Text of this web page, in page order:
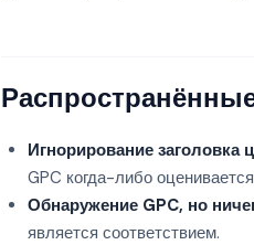
Игнорирование заголовка
GPC когда-либо
Обнаружение GPC, но
является соответствием.